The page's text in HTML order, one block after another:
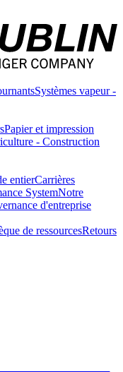
Systèmes vapeur -
Papier et impression
- Construction
entierCarrières
SystemNotre
d'entreprise
de ressourcesRetours